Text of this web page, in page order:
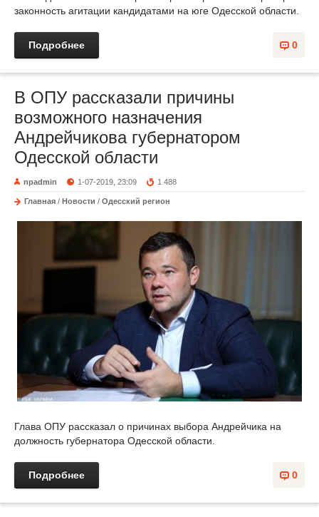
законность агитации кандидатами на юге Одесской области.
0
Подробнее
В ОПУ рассказали причины
возможного назначения
Андрейчикова губернатором
Одесской области
npadmin 1-07-2019, 23:09 1 488
Главная / Новости / Одесский регион
Глава ОПУ рассказал о причинах выбора Андрейчика на
должность губернатора Одесской области.
0
Подробнее